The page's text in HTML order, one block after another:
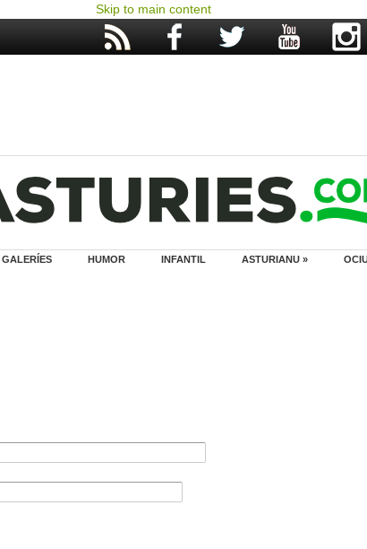
Skip to main content
GALERÍES HUMOR INFANTIL ASTURIANU »